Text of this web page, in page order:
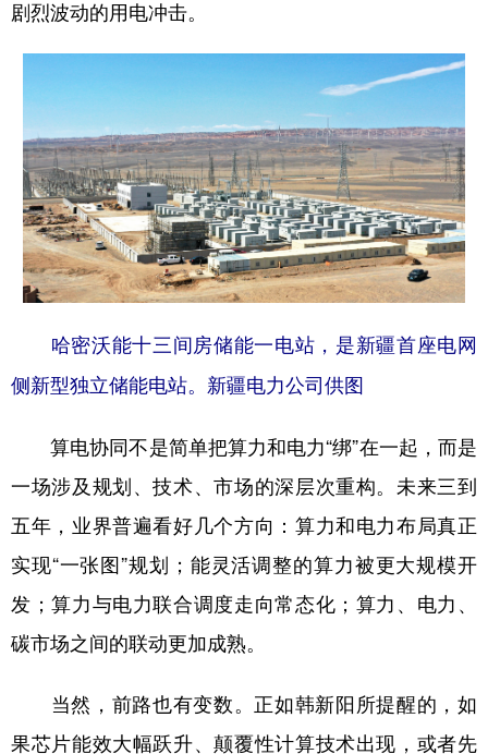
剧烈波动的用电冲击。
哈密沃能十三间房储能一电站，是新疆首座电网
侧新型独立储能电站。新疆电力公司供图
算电协同不是简单把算力和电力“绑”在一起，而是
一场涉及规划、技术、市场的深层次重构。未来三到
五年，业界普遍看好几个方向：算力和电力布局真正
实现“一张图”规划；能灵活调整的算力被更大规模开
发；算力与电力联合调度走向常态化；算力、电力、
碳市场之间的联动更加成熟。
当然，前路也有变数。正如韩新阳所提醒的，如
果芯片能效大幅跃升、颠覆性计算技术出现，或者先